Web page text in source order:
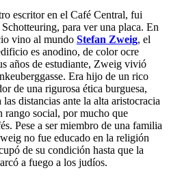
escritor en el Café Central, fui
para ver una placa. En
vino al mundo Stefan Zweig, el
es anodino, de color ocre
años de estudiante, Zweig vivió
Era hijo de un rico
de una rigurosa ética burguesa,
distancias ante la alta aristocracia
rango social, por mucho que
Pese a ser miembro de una familia
no fue educado en la religión
de su condición hasta que la
a fuego a los judíos.